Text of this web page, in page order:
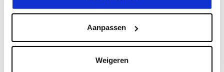
Aanpassen
Weigeren
Gerelateerde producten
Neomounts DS22-840BL6
Bureaucontactdoos met klem
en USB-C en USB-A poorten -
Quick-charge €49,95